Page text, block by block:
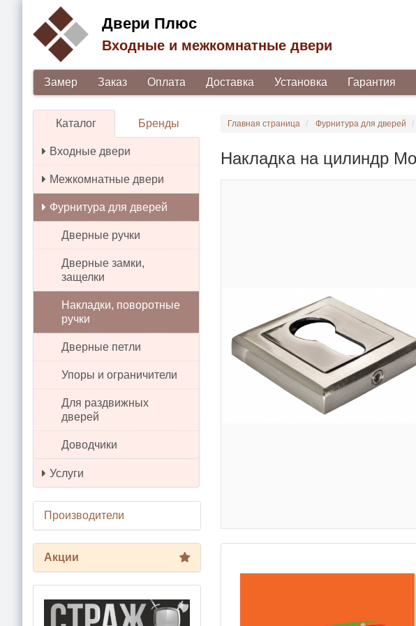
Двери Плюс
Входные и межкомнатные двери
Замер Заказ Оплата Доставка Установка Гарантия
Каталог Бренды
Входные двери
Межкомнатные двери
Фурнитура для дверей
Дверные ручки
Дверные замки,
защелки
Накладки, поворотные
ручки
Дверные петли
Упоры и ограничители
Для раздвижных
дверей
Доводчики
Услуги
Производители
Акции
Главная страница Фурнитура для дверей
Накладка на цилиндр